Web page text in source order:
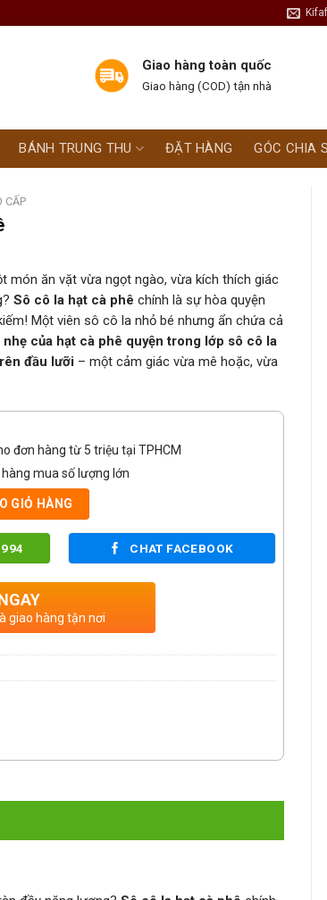
Giao hàng toàn quốc
Giao hàng (COD) tận nhà
BÁNH TRUNG THU ĐẶT HÀNG GÓC CHIA
CẤP
món ăn vặt vừa ngọt ngào, vừa kích thích giác
Sô cô la hạt cà phê chính là sự hòa quyện
Một viên sô cô la nhỏ bé nhưng ẩn chứa cả
nhẹ của hạt cà phê quyện trong lớp sô cô la
đầu lưỡi – một cảm giác vừa mê hoặc, vừa
đơn hàng từ 5 triệu tại TPHCM
mua số lượng lớn
GIỎ HÀNG
CHAT FACEBOOK
giao hàng tận nơi